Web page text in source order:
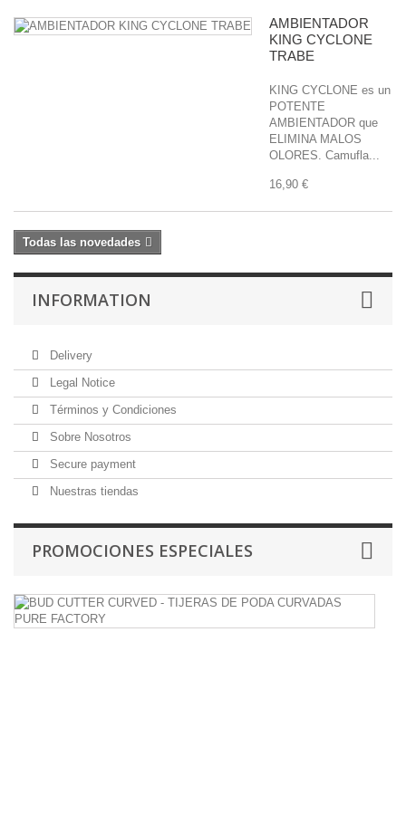
AMBIENTADOR
KING CYCLONE
TRABE
KING CYCLONE es un
POTENTE
AMBIENTADOR que
ELIMINA MALOS
OLORES. Camufla...
16,90 €
Todas las novedades
INFORMATION
Delivery
Legal Notice
Términos y Condiciones
Sobre Nosotros
Secure payment
Nuestras tiendas
PROMOCIONES ESPECIALES